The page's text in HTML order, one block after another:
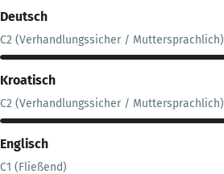
Deutsch
C2 (Verhandlungssicher / Muttersprachlich)
Kroatisch
C2 (Verhandlungssicher / Muttersprachlich)
Englisch
C1 (Fließend)